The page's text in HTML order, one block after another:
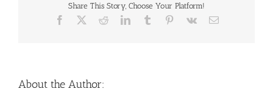
Share This Story, Choose Your Platform!
Facebook RedditLinkedInTumblr Pinterest
Vk Email
About the Author: